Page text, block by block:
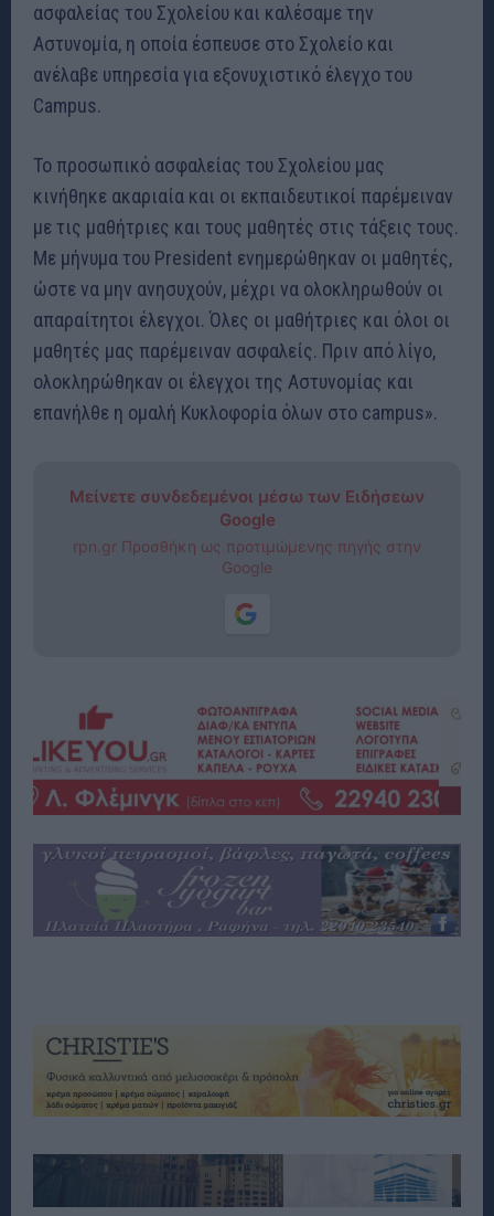
ασφαλείας του Σχολείου και καλέσαμε την
Αστυνομία, η οποία έσπευσε στο Σχολείο και
ανέλαβε υπηρεσία για εξονυχιστικό έλεγχο του
Campus.
Το προσωπικό ασφαλείας του Σχολείου μας
κινήθηκε ακαριαία και οι εκπαιδευτικοί παρέμειναν
με τις μαθήτριες και τους μαθητές στις τάξεις τους.
Με μήνυμα του President ενημερώθηκαν οι μαθητές,
ώστε να μην ανησυχούν, μέχρι να ολοκληρωθούν οι
απαραίτητοι έλεγχοι. Όλες οι μαθήτριες και όλοι οι
μαθητές μας παρέμειναν ασφαλείς. Πριν από λίγο,
ολοκληρώθηκαν οι έλεγχοι της Αστυνομίας και
επανήλθε η ομαλή Κυκλοφορία όλων στο campus».
Μείνετε συνδεδεμένοι μέσω των Ειδήσεων
Google
rpn.gr Προσθήκη ως προτιμώμενης πηγής στην
Google